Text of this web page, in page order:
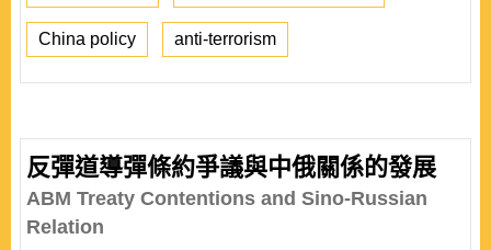
China policy anti-terrorism
反彈道導彈條約爭議與中俄關係的發展
ABM Treaty Contentions and Sino-Russian
Relation